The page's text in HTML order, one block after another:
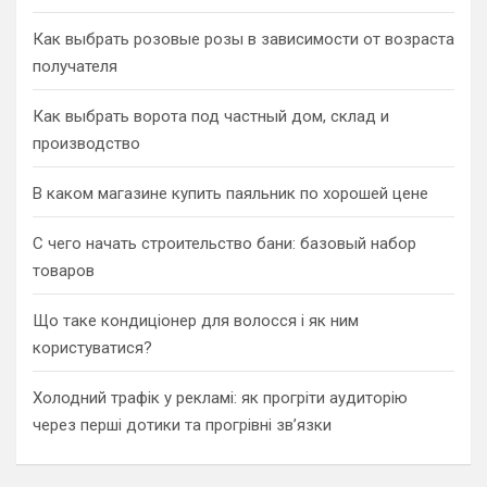
Как выбрать розовые розы в зависимости от возраста
получателя
Как выбрать ворота под частный дом, склад и
производство
В каком магазине купить паяльник по хорошей цене
С чего начать строительство бани: базовый набор
товаров
Що таке кондиціонер для волосся і як ним
користуватися?
Холодний трафік у рекламі: як прогріти аудиторію
через перші дотики та прогрівні зв’язки